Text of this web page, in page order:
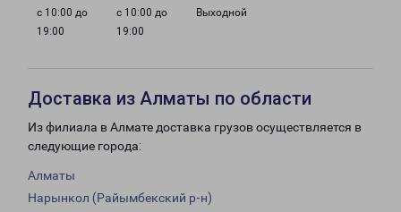
с 10:00 до
19:00
с 10:00 до
19:00
Выходной
Доставка из Алматы по области
Из филиала в Алмате доставка грузов осуществляется в
следующие города:
Алматы
Нарынкол (Райымбекский р-н)